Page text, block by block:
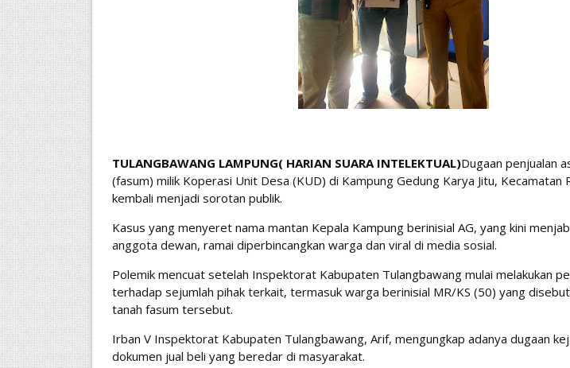
TULANGBAWANG LAMPUNG( HARIAN SUARA INTELEKTUAL)Dugaan penjualan
(fasum) milik Koperasi Unit Desa (KUD) di Kampung Gedung Karya Jitu, Kecamatan
kembali menjadi sorotan publik.
Kasus yang menyeret nama mantan Kepala Kampung berinisial AG, yang kini
anggota dewan, ramai diperbincangkan warga dan viral di media sosial.
Polemik mencuat setelah Inspektorat Kabupaten Tulangbawang mulai melakukan
terhadap sejumlah pihak terkait, termasuk warga berinisial MR/KS (50) yang
tanah fasum tersebut.
Irban V Inspektorat Kabupaten Tulangbawang, Arif, mengungkap adanya dugaan
dokumen jual beli yang beredar di masyarakat.